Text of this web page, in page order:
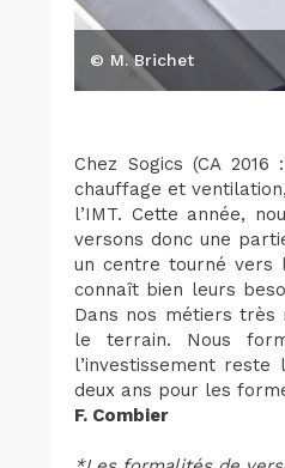
© M. Brichet
Chez Sogics (CA
chauffage et
l’IMT. Cette année,
versons donc une
un centre tourné vers
connaît bien leurs
Dans nos métiers très
le terrain. Nous
l’investissement
deux ans pour les
F. Combier